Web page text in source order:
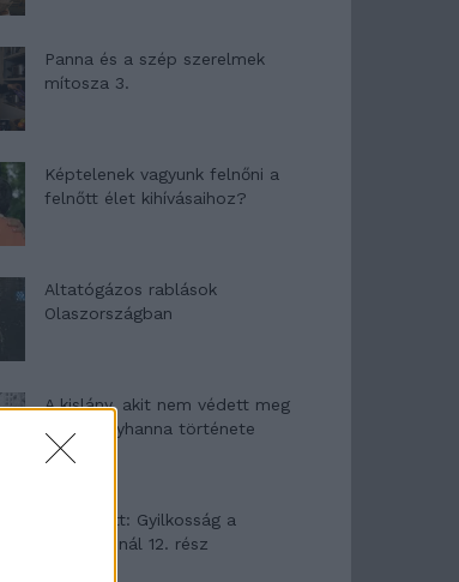
Panna és a szép szerelmek
mítosza 3.
Képtelenek vagyunk felnőni a
felnőtt élet kihívásaihoz?
Altatógázos rablások
Olaszországban
A kislány, akit nem védett meg
senki – Lyhanna története
T. Barnett: Gyilkosság a
Garda-tónál 12. rész